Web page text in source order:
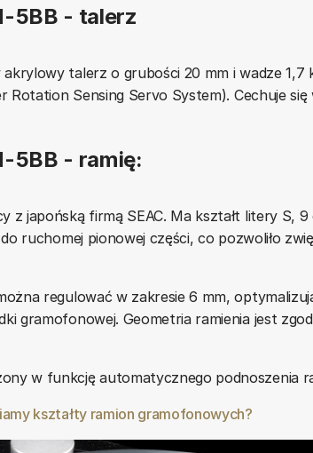
5BB - talerz
talerz o grubości 20 mm i wadze 1,7
Rotation Sensing Servo System). Cechuje
5BB - ramię:
z japońską firmą SEAC. Ma kształt litery S,
ruchomej pionowej części, co pozwoliło
regulować w zakresie 6 mm,
gramofonowej. Geometria ramienia jest
w funkcję automatycznego podnoszenia
kształty ramion gramofonowych?